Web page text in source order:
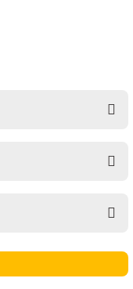
bu alana yazmayınız.
ve diğer konularda
tarafımıza